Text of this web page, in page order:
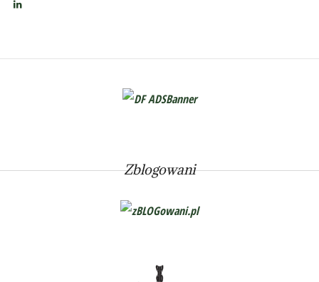
Zblogowani